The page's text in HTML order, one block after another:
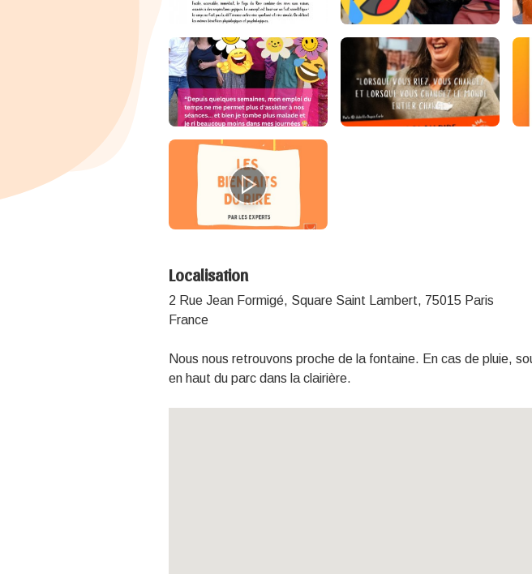
Localisation
2 Rue Jean Formigé, Square Saint Lambert, 75015 Paris
France
Nous nous retrouvons proche de la fontaine. En cas de pluie,
en haut du parc dans la clairière.